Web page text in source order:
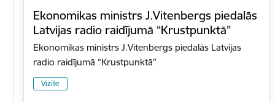
Ekonomikas ministrs J.Vitenbergs piedalās
Latvijas radio raidījumā “Krustpunktā”
Ekonomikas ministrs J.Vitenbergs piedalās Latvijas
radio raidījumā “Krustpunktā”
Vizīte